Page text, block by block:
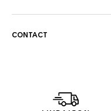
est doté d'une lunette
CONTACT